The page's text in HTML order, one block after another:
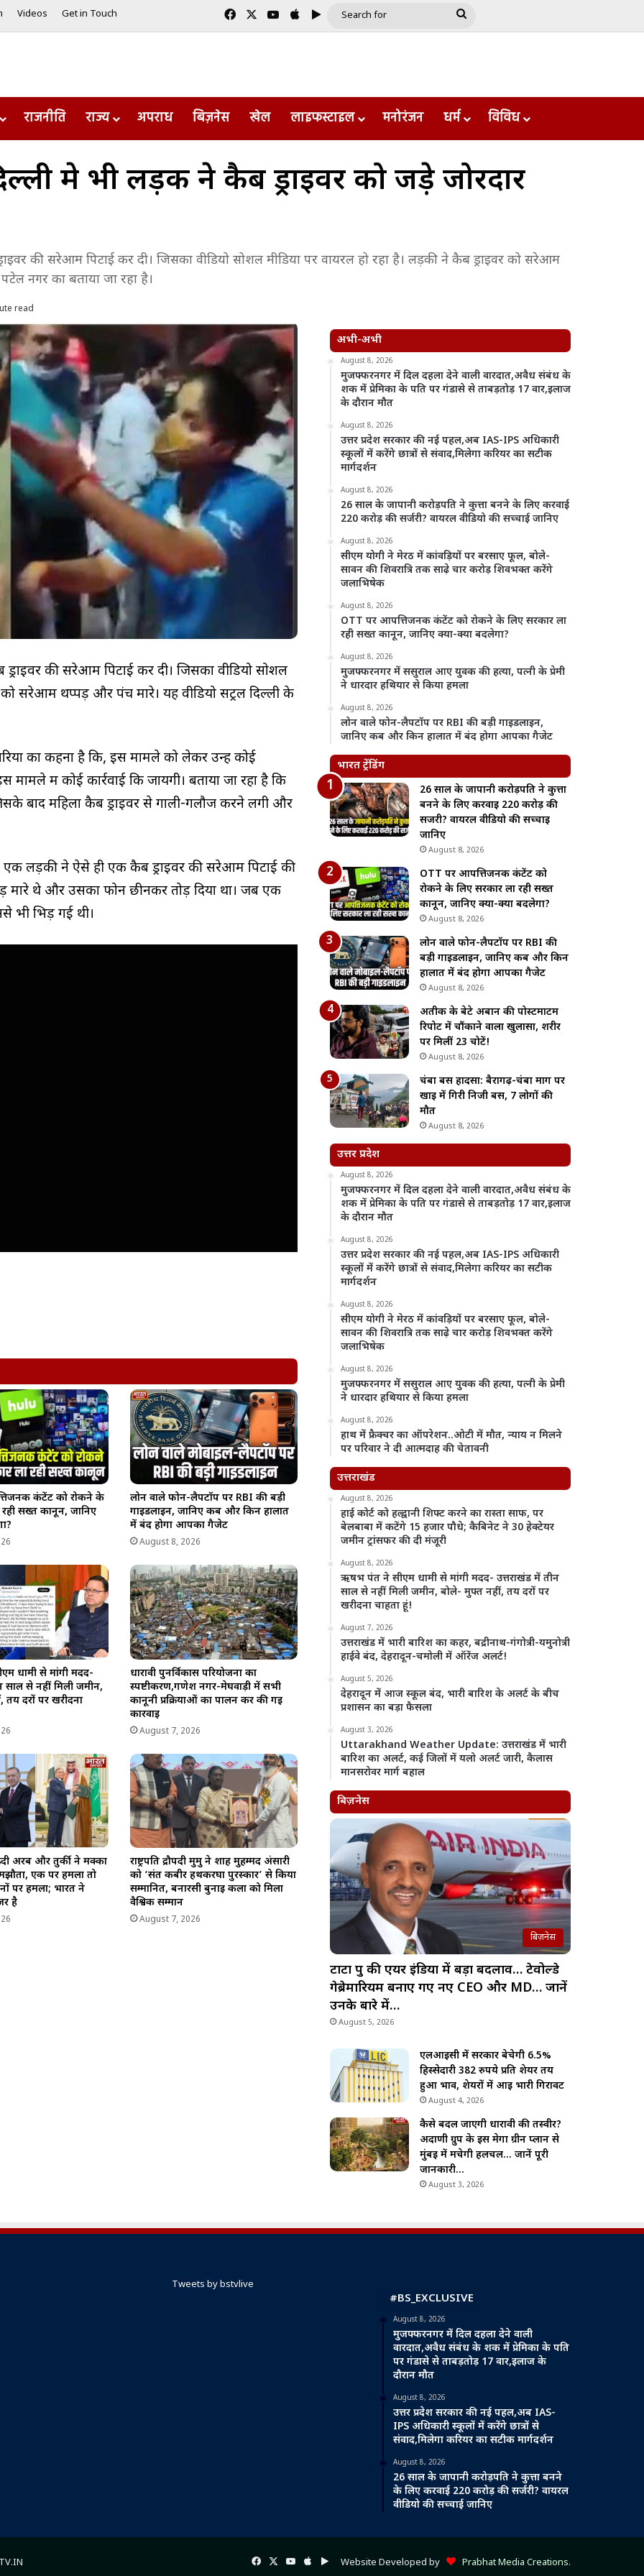
Videos Get in Touch FacebookYouTube
AppleGoogle Play
Search
राजनीति राज्य अपराध बिज़नेस खेल लाइफस्टाइल मनोरंजन धर्म विविध
मे भी लड़की ने कैब ड्राइवर को जड़े जोरदार
की सरेआम पिटाई कर दी। जिसका वीडियो सोशल मीडिया पर वायरल हो रहा है। लड़की ने कैब ड्राइवर को सरेआम
नगर का बताया जा रहा है।
read
की सरेआम पिटाई कर दी। जिसका वीडियो सोशल
को सरेआम थप्पड़ और पंच मारे। यह वीडियो सेंट्रल दिल्ली के
का कहना है कि, इस मामले को लेकर उन्हें कोई
में कोई कार्रवाई कि जायेंगी। बताया जा रहा है कि
बाद महिला कैब ड्राइवर से गाली-गलौज करने लगी और
लड़की ने ऐसे ही एक कैब ड्राइवर की सरेआम पिटाई की
मारे थे और उसका फोन छीनकर तोड़ दिया था। जब एक
भिड़ गई थी।
कंटेंट को रोकने के
सख्त कानून, जानिए
लोन वाले फोन-लैपटॉप पर RBI की बड़ी
गाइडलाइन, जानिए कब और किन हालात
में बंद होगा आपका गैजेट
August 8, 2026
धामी से मांगी मदद-
साल से नहीं मिली जमीन,
तय दरों पर खरीदना
धारावी पुनर्विकास परियोजना का
स्पष्टीकरण,गणेश नगर-मेघवाड़ी में सभी
कानूनी प्रक्रियाओं का पालन कर की गई
कार्रवाई
August 7, 2026
अरब और तुर्की ने मक्का
एक पर हमला तो
पर हमला; भारत ने
है
राष्ट्रपति द्रौपदी मुर्मु ने शाह मुहम्मद अंसारी
को ‘संत कबीर हथकरघा पुरस्कार’ से किया
सम्मानित, बनारसी बुनाई कला को मिला
वैश्विक सम्मान
August 7, 2026
अभी-अभी
August 8, 2026
मुजफ्फरनगर में दिल दहला देने वाली वारदात,अवैध संबंध के
शक में प्रेमिका के पति पर गंडासे से ताबड़तोड़ 17 वार,इलाज
के दौरान मौत
August 8, 2026
उत्तर प्रदेश सरकार की नई पहल,अब IAS-IPS अधिकारी
स्कूलों में करेंगे छात्रों से संवाद,मिलेगा करियर का सटीक
मार्गदर्शन
August 8, 2026
26 साल के जापानी करोड़पति ने कुत्ता बनने के लिए करवाई
220 करोड़ की सर्जरी? वायरल वीडियो की सच्चाई जानिए
August 8, 2026
सीएम योगी ने मेरठ में कांवड़ियों पर बरसाए फूल, बोले-
सावन की शिवरात्रि तक साढ़े चार करोड़ शिवभक्त करेंगे
जलाभिषेक
August 8, 2026
OTT पर आपत्तिजनक कंटेंट को रोकने के लिए सरकार ला
रही सख्त कानून, जानिए क्या-क्या बदलेगा?
August 8, 2026
मुजफ्फरनगर में ससुराल आए युवक की हत्या, पत्नी के प्रेमी
ने धारदार हथियार से किया हमला
August 8, 2026
लोन वाले फोन-लैपटॉप पर RBI की बड़ी गाइडलाइन,
जानिए कब और किन हालात में बंद होगा आपका गैजेट
भारत ट्रेंडिंग
26 साल के जापानी करोड़पति ने कुत्ता
बनने के लिए करवाई 220 करोड़ की
सर्जरी? वायरल वीडियो की सच्चाई
जानिए
August 8, 2026
OTT पर आपत्तिजनक कंटेंट को
रोकने के लिए सरकार ला रही सख्त
कानून, जानिए क्या-क्या बदलेगा?
August 8, 2026
लोन वाले फोन-लैपटॉप पर RBI की
बड़ी गाइडलाइन, जानिए कब और किन
हालात में बंद होगा आपका गैजेट
August 8, 2026
अतीक के बेटे अबान की पोस्टमार्टम
रिपोर्ट में चौंकाने वाला खुलासा, शरीर
पर मिलीं 23 चोटें!
August 8, 2026
चंबा बस हादसा: बैरागढ़-चंबा मार्ग पर
खाई में गिरी निजी बस, 7 लोगों की
मौत
August 8, 2026
उत्तर प्रदेश
August 8, 2026
मुजफ्फरनगर में दिल दहला देने वाली वारदात,अवैध संबंध के
शक में प्रेमिका के पति पर गंडासे से ताबड़तोड़ 17 वार,इलाज
के दौरान मौत
August 8, 2026
उत्तर प्रदेश सरकार की नई पहल,अब IAS-IPS अधिकारी
स्कूलों में करेंगे छात्रों से संवाद,मिलेगा करियर का सटीक
मार्गदर्शन
August 8, 2026
सीएम योगी ने मेरठ में कांवड़ियों पर बरसाए फूल, बोले-
सावन की शिवरात्रि तक साढ़े चार करोड़ शिवभक्त करेंगे
जलाभिषेक
August 8, 2026
मुजफ्फरनगर में ससुराल आए युवक की हत्या, पत्नी के प्रेमी
ने धारदार हथियार से किया हमला
August 8, 2026
हाथ में फ्रैक्चर का ऑपरेशन..ओटी में मौत, न्याय न मिलने
पर परिवार ने दी आत्मदाह की चेतावनी
उत्तराखंड
August 8, 2026
हाई कोर्ट को हल्द्वानी शिफ्ट करने का रास्ता साफ, पर
बेलबाबा में कटेंगे 15 हजार पौधे; कैबिनेट ने 30 हेक्टेयर
जमीन ट्रांसफर की दी मंजूरी
August 8, 2026
ऋषभ पंत ने सीएम धामी से मांगी मदद- उत्तराखंड में तीन
साल से नहीं मिली जमीन, बोले- मुफ्त नहीं, तय दरों पर
खरीदना चाहता हूं!
August 7, 2026
उत्तराखंड में भारी बारिश का कहर, बद्रीनाथ-गंगोत्री-यमुनोत्री
हाईवे बंद, देहरादून-चमोली में ऑरेंज अलर्ट!
August 5, 2026
देहरादून में आज स्कूल बंद, भारी बारिश के अलर्ट के बीच
प्रशासन का बड़ा फैसला
August 3, 2026
Uttarakhand Weather Update: उत्तराखंड में भारी
बारिश का अलर्ट, कई जिलों में यलो अलर्ट जारी, कैलास
मानसरोवर मार्ग बहाल
बिज़नेस
बिज़नेस
टाटा ग्रुप की एयर इंडिया में बड़ा बदलाव… टेवोल्डे
गेब्रेमारियम बनाए गए नए CEO और MD… जानें
उनके बारे में…
August 5, 2026
एलआईसी में सरकार बेचेगी 6.5%
हिस्सेदारी 382 रुपये प्रति शेयर तय
हुआ भाव, शेयरों में आई भारी गिरावट
August 4, 2026
कैसे बदल जाएगी धारावी की तस्वीर?
अदाणी ग्रुप के इस मेगा ग्रीन प्लान से
मुंबई में मचेगी हलचल… जानें पूरी
जानकारी…
August 3, 2026
Tweets by bstvlive
#BS_EXCLUSIVE
August 8, 2026
मुजफ्फरनगर में दिल दहला देने वाली
वारदात,अवैध संबंध के शक में प्रेमिका के पति
पर गंडासे से ताबड़तोड़ 17 वार,इलाज के
दौरान मौत
August 8, 2026
उत्तर प्रदेश सरकार की नई पहल,अब IAS-
IPS अधिकारी स्कूलों में करेंगे छात्रों से
संवाद,मिलेगा करियर का सटीक मार्गदर्शन
August 8, 2026
26 साल के जापानी करोड़पति ने कुत्ता बनने
के लिए करवाई 220 करोड़ की सर्जरी? वायरल
वीडियो की सच्चाई जानिए
Website Developed by Prabhat Media Creations.
Facebook
X YouTube
AppleGoogle